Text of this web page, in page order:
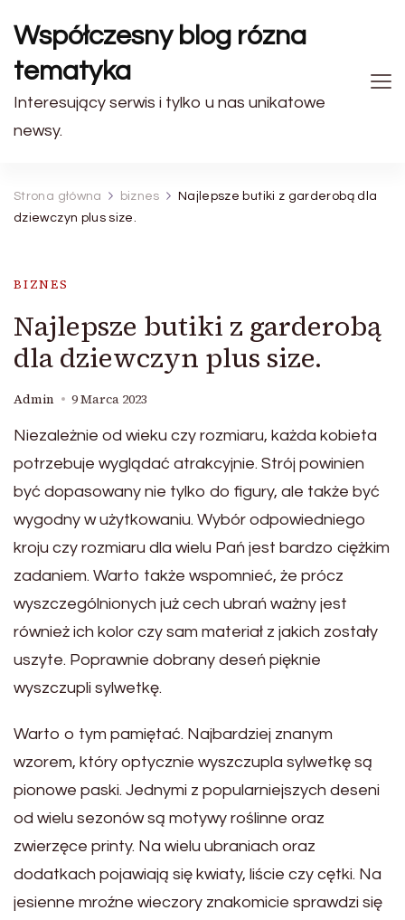
Współczesny blog rózna
tematyka
Interesujący serwis i tylko u nas unikatowe
newsy.
Strona główna biznes
Najlepsze butiki z garderobą dla
dziewczyn plus size.
BIZNES
Najlepsze butiki z garderobą
dla dziewczyn plus size.
Admin 9 Marca 2023
Niezależnie od wieku czy rozmiaru, każda kobieta
potrzebuje wyglądać atrakcyjnie. Strój powinien
być dopasowany nie tylko do figury, ale także być
wygodny w użytkowaniu. Wybór odpowiedniego
kroju czy rozmiaru dla wielu Pań jest bardzo ciężkim
zadaniem. Warto także wspomnieć, że prócz
wyszczególnionych już cech ubrań ważny jest
również ich kolor czy sam materiał z jakich zostały
uszyte. Poprawnie dobrany deseń pięknie
wyszczupli sylwetkę.
Warto o tym pamiętać. Najbardziej znanym
wzorem, który optycznie wyszczupla sylwetkę są
pionowe paski. Jednymi z popularniejszych deseni
od wielu sezonów są motywy roślinne oraz
zwierzęce printy. Na wielu ubraniach oraz
dodatkach pojawiają się kwiaty, liście czy cętki. Na
jesienne mroźne wieczory znakomicie sprawdzi się